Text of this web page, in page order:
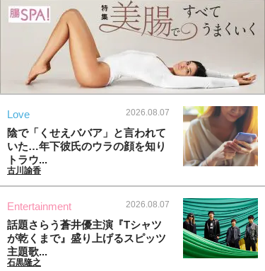
Love 2026.08.07
陰で「くせえババア」と言われて
いた…年下彼氏のウラの顔を知り
トラウ...
古川諭香
Entertainment 2026.08.07
話題さらう蒼井優主演『Tシャツ
が乾くまで』盛り上げるスピッツ
主題歌...
石黒隆之